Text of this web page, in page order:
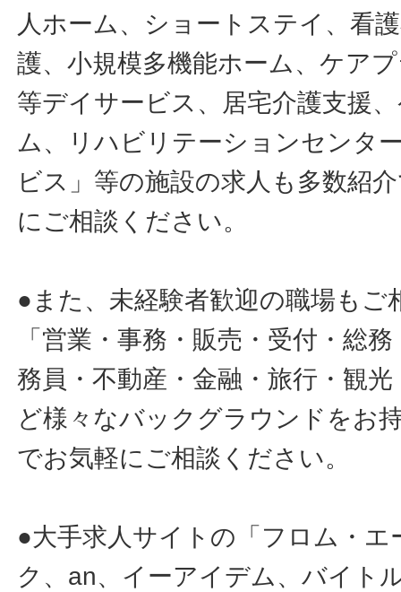
人ホーム、ショートステイ、看
護、小規模多機能ホーム、ケア
等デイサービス、居宅介護支援
ム、リハビリテーションセンタ
ビス」等の施設の求人も多数紹
にご相談ください。
●また、未経験者歓迎の職場もご
「営業・事務・販売・受付・総
務員・不動産・金融・旅行・観
ど様々なバックグラウンドをお
でお気軽にご相談ください。
●大手求人サイトの「フロム・
ク、an、イーアイデム、バイト